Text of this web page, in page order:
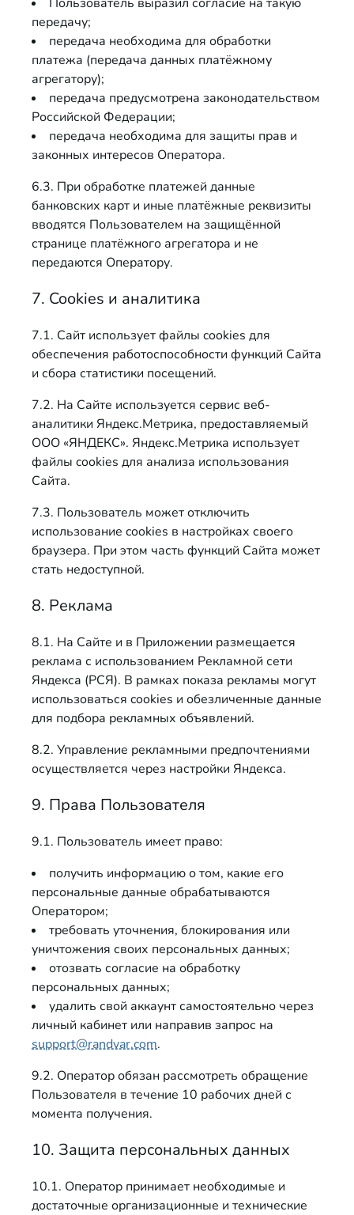
передачу;
передача необходима для обработки
платежа (передача данных платёжному
агрегатору);
передача предусмотрена законодательством
Российской Федерации;
передача необходима для защиты прав и
законных интересов Оператора.
6.3. При обработке платежей данные
банковских карт и иные платёжные реквизиты
вводятся Пользователем на защищённой
странице платёжного агрегатора и не
передаются Оператору.
7. Cookies и аналитика
7.1. Сайт использует файлы cookies для
обеспечения работоспособности функций Сайта
и сбора статистики посещений.
7.2. На Сайте используется сервис веб-
аналитики Яндекс.Метрика, предоставляемый
ООО «ЯНДЕКС». Яндекс.Метрика использует
файлы cookies для анализа использования
Сайта.
7.3. Пользователь может отключить
использование cookies в настройках своего
браузера. При этом часть функций Сайта может
стать недоступной.
8. Реклама
8.1. На Сайте и в Приложении размещается
реклама с использованием Рекламной сети
Яндекса (РСЯ). В рамках показа рекламы могут
использоваться cookies и обезличенные данные
для подбора рекламных объявлений.
8.2. Управление рекламными предпочтениями
осуществляется через настройки Яндекса.
9. Права Пользователя
9.1. Пользователь имеет право:
получить информацию о том, какие его
персональные данные обрабатываются
Оператором;
требовать уточнения, блокирования или
уничтожения своих персональных данных;
отозвать согласие на обработку
персональных данных;
удалить свой аккаунт самостоятельно через
личный кабинет или направив запрос на
support@randvar.com.
9.2. Оператор обязан рассмотреть обращение
Пользователя в течение 10 рабочих дней с
момента получения.
10. Защита персональных данных
10.1. Оператор принимает необходимые и
достаточные организационные и технические